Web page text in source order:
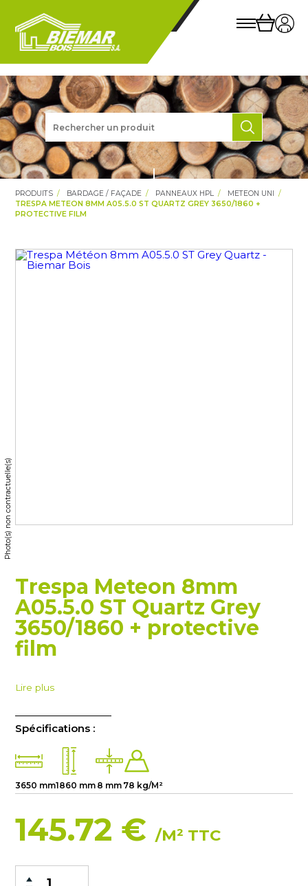
PRODUITS BARDAGE / FAÇADE PANNEAUX HPL
METEON UNI
TRESPA METEON 8MM A05.5.0 ST QUARTZ GREY 3650/1860 +
PROTECTIVE FILM
Photo(s) non contractuelle(s)
Trespa Meteon 8mm
A05.5.0 ST Quartz Grey
3650/1860 + protective
film
Lire plus
Spécifications :
3650 mm1860 mm 8 mm 78 kg/M²
145.72 €/M² TTC